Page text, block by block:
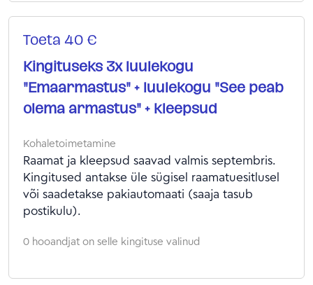
Toeta 40 €
Kingituseks 3x luulekogu
"Emaarmastus" + luulekogu "See peab
olema armastus" + kleepsud
Kohaletoimetamine
Raamat ja kleepsud saavad valmis septembris.
Kingitused antakse üle sügisel raamatuesitlusel
või saadetakse pakiautomaati (saaja tasub
postikulu).
0 hooandjat on selle kingituse valinud